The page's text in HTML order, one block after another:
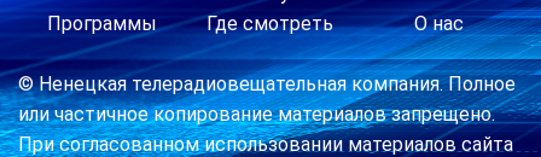
Программы
Где смотреть
О нас
© Ненецкая телерадиовещательная компания. Полное
или частичное копирование материалов запрещено.
При согласованном использовании материалов сайта